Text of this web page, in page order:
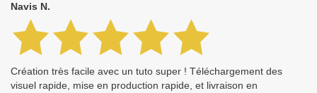
Navis N.
Création très facile avec un tuto super ! Téléchargement des
visuel rapide, mise en production rapide, et livraison en